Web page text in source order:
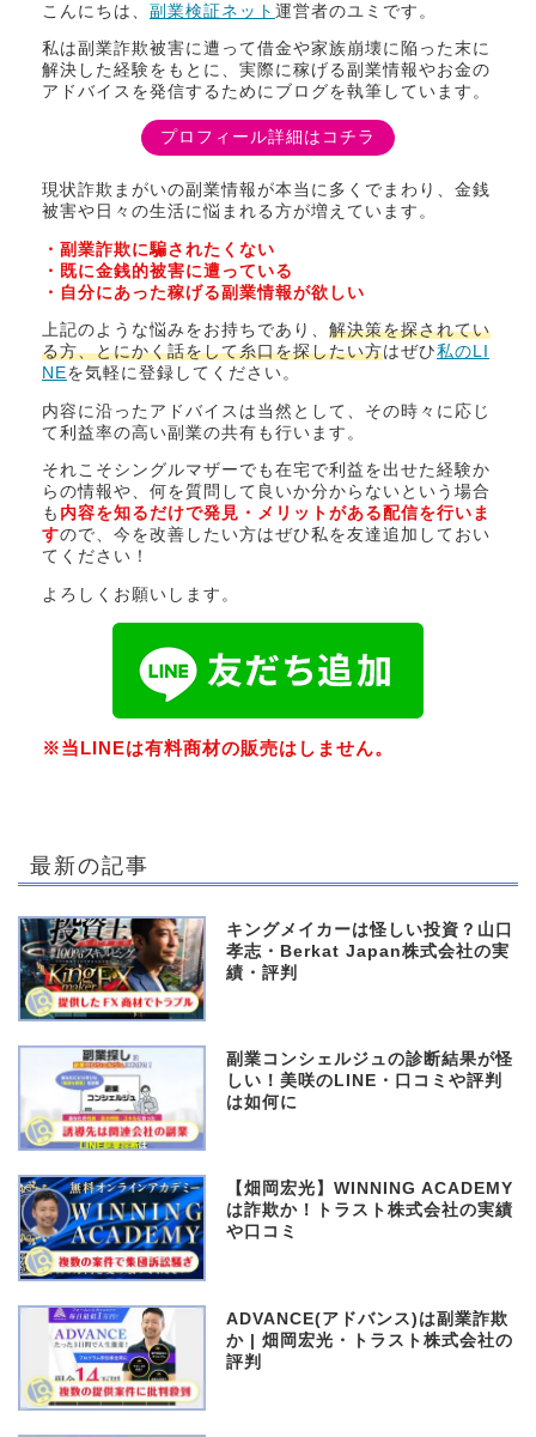
こんにちは、 副業検証ネット 運営者のユミです。
私は副業詐欺被害に遭って借金や家族崩壊に陥った末に
解決した経験をもとに、実際に稼げる副業情報やお金の
アドバイスを発信するためにブログを執筆しています。
プロフィール詳細はコチラ
現状詐欺まがいの副業情報が本当に多くでまわり、金銭
被害や日々の生活に悩まれる方が増えています。
・副業詐欺に騙されたくない
・既に金銭的被害に遭っている
・自分にあった稼げる副業情報が欲しい
上記のような悩みをお持ちであり、 解決策を探されてい
る方、とにかく話をして糸口を探したい方はぜひ私のLI
NEを気軽に登録してください。
内容に沿ったアドバイスは当然として、その時々に応じ
て利益率の高い副業の共有も行います。
それこそシングルマザーでも在宅で利益を出せた経験か
らの情報や、何を質問して良いか分からないという場合
も 内容を知るだけで発見・メリットがある配信を行いま
すので、今を改善したい方はぜひ私を友達追加しておい
てください！
よろしくお願いします。
※当LINEは有料商材の販売はしません。
最新の記事
キングメイカーは怪しい投資？山口
孝志・Berkat Japan株式会社の実
績・評判
副業コンシェルジュの診断結果が怪
しい！美咲のLINE・口コミや評判
は如何に
【畑岡宏光】WINNING ACADEMY
は詐欺か！トラスト株式会社の実績
や口コミ
ADVANCE(アドバンス)は副業詐欺
か | 畑岡宏光・トラスト株式会社の
評判